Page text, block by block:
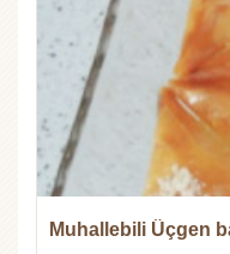
Muhallebili Üçgen